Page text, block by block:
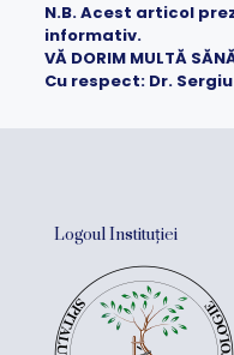
N.B. Acest articol
informativ.
VĂ DORIM MULTĂ
Cu respect: Dr.
Logoul Instituției